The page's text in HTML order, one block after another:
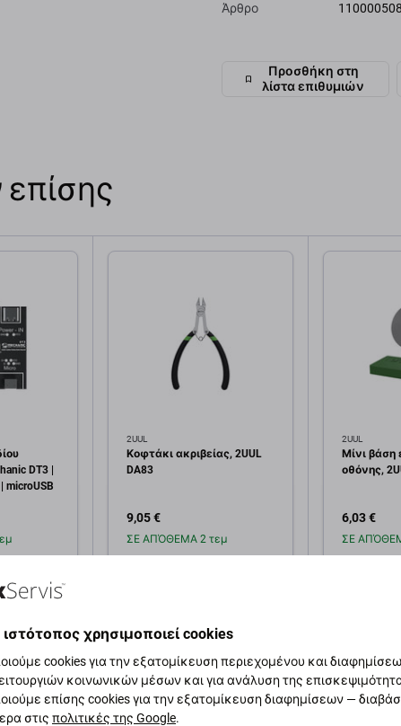
Άρθρο
Προσθήκη στη
λίστα επιθυμιών
στο
DT3 |
microUSB
2UUL
Κοφτάκι ακριβείας, 2UUL
DA83
9,05 €
ΣΕ ΑΠΌΘΕΜΑ 2 τεμ
2UUL
Μίνι βάση
οθόνης,
6,03 €
ΣΕ
χρησιμοποιεί cookies
cookies για την εξατομίκευση περιεχομένου και
κοινωνικών μέσων και για ανάλυση της
επίσης cookies για την εξατομίκευση διαφημίσεων —
στις πολιτικές της Google.